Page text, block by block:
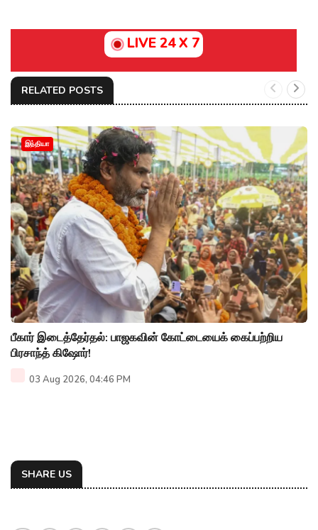
LIVE 24 X 7
RELATED POSTS
இந்தியா
பீகார் இடைத்தேர்தல்: பாஜகவின் கோட்டையைக் கைப்பற்றிய
பிரசாந்த் கிஷோர்!
03 Aug 2026, 04:46 PM
SHARE US